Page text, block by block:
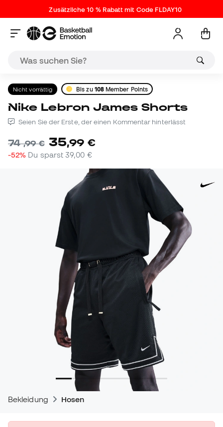
Zusätzliche 10 % Rabatt mit Code FLDAY10
Nicht vorrättig Bis zu 108Member Points
Nike Lebron James Shorts
Seien Sie der Erste, der einen Kommentar hinterlässt
74,99 € 35,99 €
-52% Du sparst39,00 €
Bekleidung Hosen